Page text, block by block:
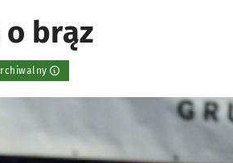
brąz